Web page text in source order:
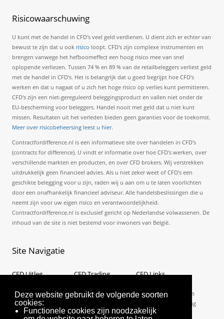
Deze website gebruikt de volgende soorten
cookies:
Functionele cookies zijn noodzakelijk
Risicowaarschuwing
U kunt met de handel in CFD's veel geld verdienen. U dient zich er echter van
bewust te zijn dat u ook risico loopt. CFD's zijn complexe instrumenten en
brengen vanwege het hefboomeffect een hoog risico mee van snel
oplopende verliezen. Tussen 74 % en 89 % van de retailbeleggers verliest geld
met de handel in CFD's. Het is belangrijk dat u goed begrijpt hoe CFD's
werken en dat u nagaat of u zich het hoge risico op verlies kunt permitteren.
CFD's zijn een niet-gereguleerd beleggingsproduct en vallen niet onder de
EU-bescherming voor beleggers. Handel nooit met geld dat u niet kunt
missen. Resultaten uit het verleden bieden geen garanties voor de toekomst.
Meer over risicobeheersing leest u hier.
Contractfordifference.nl is een informatieve site over handelen in CFD's
(contracts for difference). U vindt er informatie over hoe CFD's werken, over
verschillende markten en producten, en over CFD brokers. Wij verstrekken
uitdrukkelijk geen financieel advies. Als u niet zeker weet of CFD's een
geschikte belegging voor u zijn, raden wij u aan om u te laten voorlichten
door een onafhankelijk financieel adviseur. Alle handelsbeslissingen die u
neemt zijn voor uw eigen risico en verantwoordelijkheid.
Contractfordifference.nl is exclusief gericht op Nederlandse volwassenen. De
inhoud van de site is niet bestemd voor inwoners van België.
Site Navigatie
CFD Uitleg
Hoe werkt CFD trading?
CFD Wiki
CFD aandelen
CFD Trading
Wat is een broker?
Nederlandse CFD
CFD Links
De beste CFD websites
Alles over forex trading
Binaire opties